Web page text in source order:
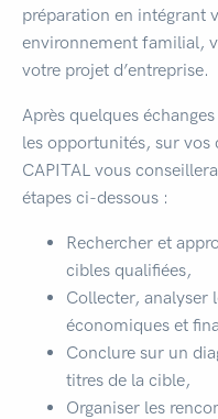
préparation en intégrant
environnement familial,
votre projet d’entreprise.
Après quelques
les opportunités, sur vos
CAPITAL vous
étapes ci-dessous :
Rechercher et
cibles qualifiées,
Collecter, analyser
économiques et
Conclure sur un
titres de la cible,
Organiser les